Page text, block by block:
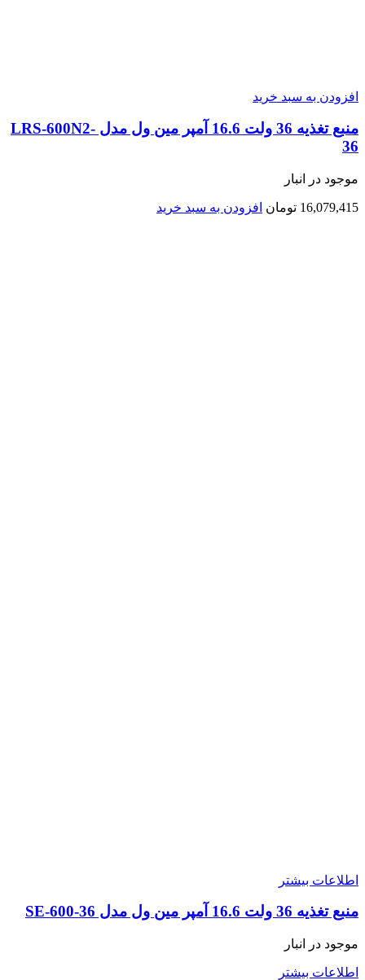
افزودن به سبد خرید
منبع تغذیه 36 ولت 16.6 آمپر مین ول مدل LRS-600N2-
36
موجود در انبار
16,079,415 تومان افزودن به سبد خرید
اطلاعات بیشتر
منبع تغذیه 36 ولت 16.6 آمپر مین ول مدل SE-600-36
موجود در انبار
اطلاعات بیشتر